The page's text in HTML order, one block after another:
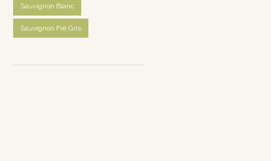
Sauvignon Blanc
Sauvignon Fié Gris